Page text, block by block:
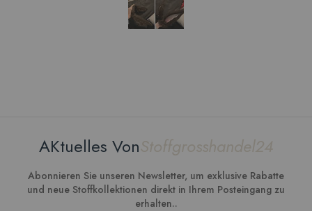
AKtuelles VonStoffgrosshandel24
Abonnieren Sie unseren Newsletter, um exklusive Rabatte
und neue Stoffkollektionen direkt in Ihrem Posteingang zu
erhalten..